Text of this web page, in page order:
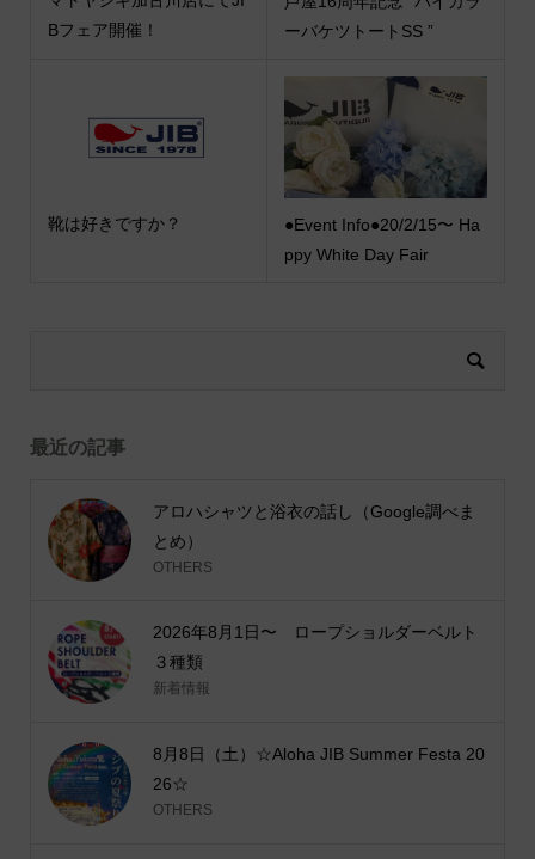
Bフェア開催！
ーバケツトートSS ”
靴は好きですか？
●Event Info●20/2/15〜 Ha
ppy White Day Fair
最近の記事
アロハシャツと浴衣の話し（Google調べま
とめ）
OTHERS
2026年8月1日〜 ロープショルダーベルト
３種類
新着情報
8月8日（土）☆Aloha JIB Summer Festa 20
26☆
OTHERS